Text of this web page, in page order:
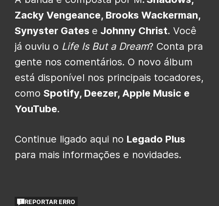
Zacky Vengeance, Brooks Wackerman,
Synyster Gates e Johnny Christ. Você
já ouviu o Life Is But a Dream? Conta pra
gente nos comentários. O novo álbum
está disponível nos principais tocadores,
como Spotify, Deezer, Apple Music e
YouTube.
Continue ligado aqui no Legado Plus
para mais informações e novidades.
REPORTAR ERRO